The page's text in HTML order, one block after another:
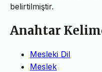
belirtilmiştir.
Anahtar
Mesleki Dil
Meslek